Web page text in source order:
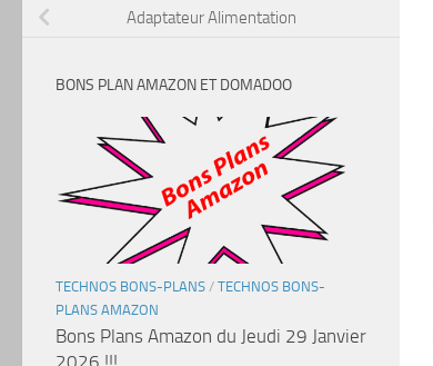
Adaptateur Alimentation
BONS PLAN AMAZON ET DOMADOO
TECHNOS BONS-PLANS / TECHNOS BONS-
PLANS AMAZON
Bons Plans Amazon du Jeudi 29 Janvier
2026 !!!